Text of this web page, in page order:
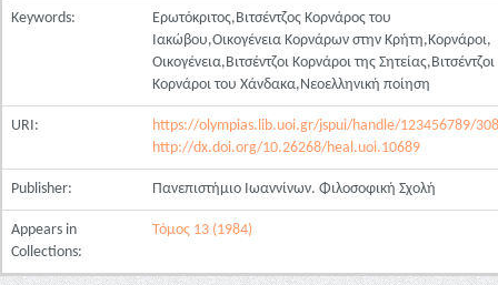
Keywords:
Ερωτόκριτος,Βιτσέντζος Κορνάρος του
Ιακώβου,Οικογένεια Κορνάρων στην Κρήτη,Κορνάροι,
Οικογένεια,Βιτσέντζοι Κορνάροι της Σητείας,Βιτσέντζοι
Κορνάροι του Χάνδακα,Νεοελληνική ποίηση
URI:
https://olympias.lib.uoi.gr/jspui/handle/123456789/
http://dx.doi.org/10.26268/heal.uoi.10689
Publisher: Πανεπιστήμιο Ιωαννίνων. Φιλοσοφική Σχολή
Appears in
Collections:
Τόμος 13 (1984)